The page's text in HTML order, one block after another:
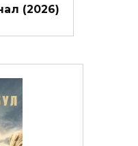
(2026)